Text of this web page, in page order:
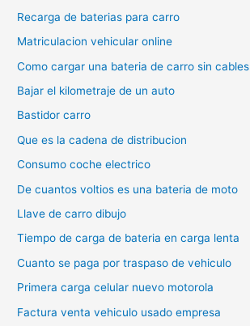
Recarga de baterias para carro
Matriculacion vehicular online
Como cargar una bateria de carro sin cables
Bajar el kilometraje de un auto
Bastidor carro
Que es la cadena de distribucion
Consumo coche electrico
De cuantos voltios es una bateria de moto
Llave de carro dibujo
Tiempo de carga de bateria en carga lenta
Cuanto se paga por traspaso de vehiculo
Primera carga celular nuevo motorola
Factura venta vehiculo usado empresa